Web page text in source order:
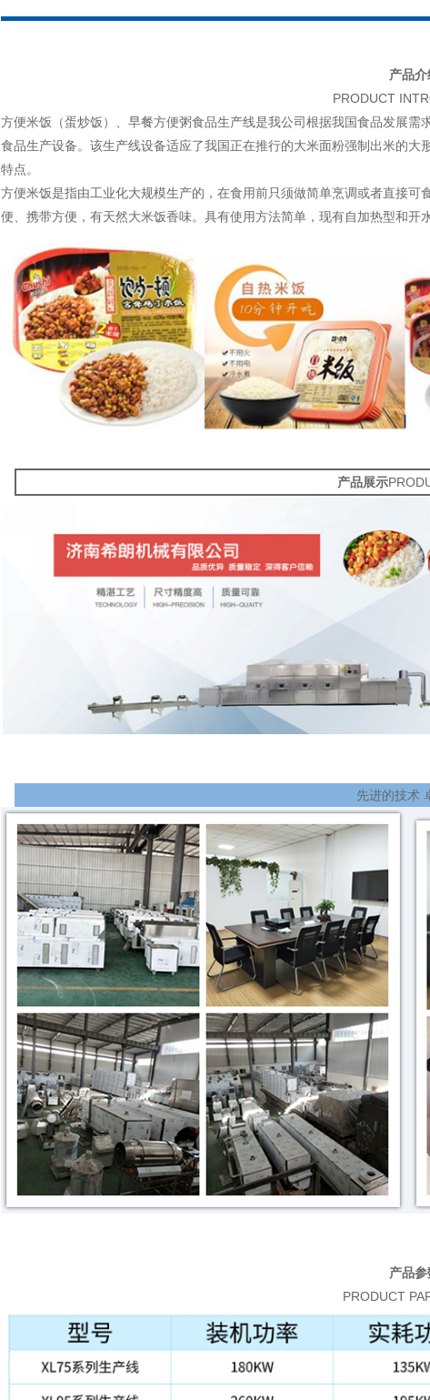
产品介
PRODUCT
方便米饭（蛋炒饭）、早餐方便粥食品生产线是我公司根据我国食品发展
食品生产设备。该生产线设备适应了我国正在推行的大米面粉强制出米的
特点。
方便米饭是指由工业化大规模生产的，在食用前只须做简单烹调或者直接
便、携带方便，有天然大米饭香味。具有使用方法简单，现有自加热型和开
产品展示
先进的技术
产品参
PRODUCT